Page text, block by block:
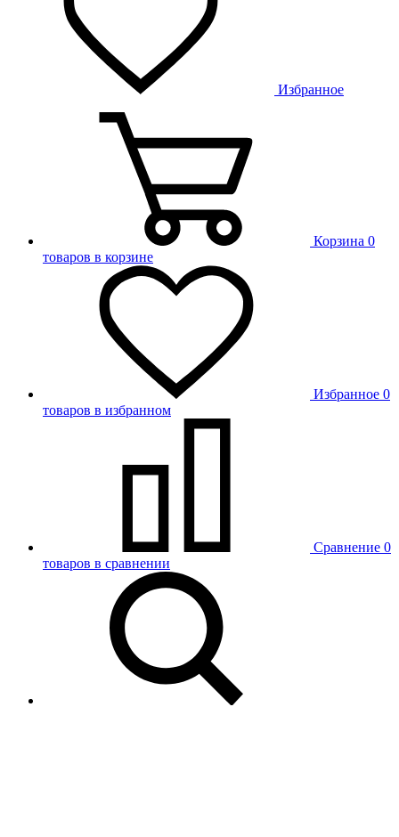
Избранное
Корзина 0
товаров в корзине
Избранное 0
товаров в избранном
Сравнение 0
товаров в сравнении